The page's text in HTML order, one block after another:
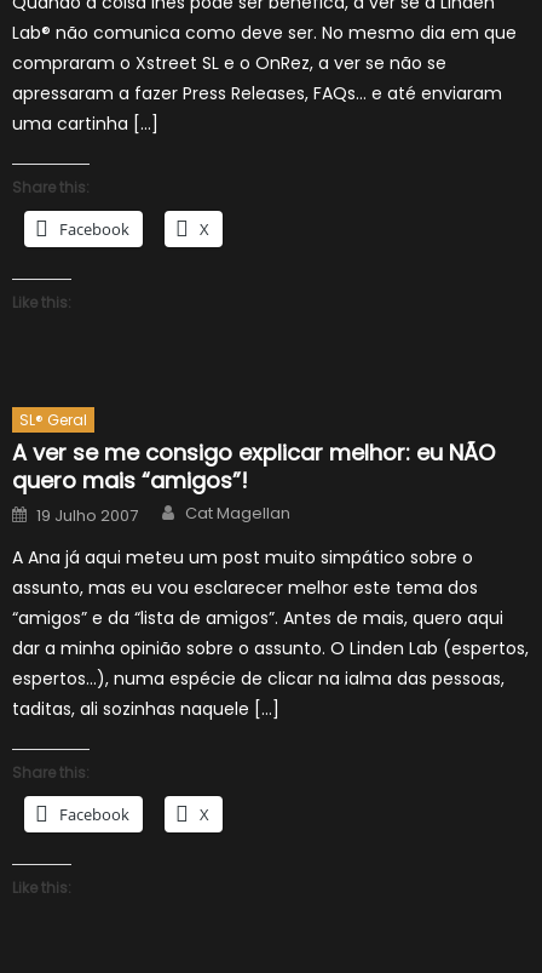
Lab® não comunica como deve ser. No mesmo dia em que
compraram o Xstreet SL e o OnRez, a ver se não se
apressaram a fazer Press Releases, FAQs… e até enviaram
uma cartinha […]
Share this:
Facebook X
Like this:
SL® Geral
A ver se me consigo explicar melhor: eu NÃO
quero mais “amigos”!
Posted
on
19 Julho 2007 Author
Cat Magellan
A Ana já aqui meteu um post muito simpático sobre o
assunto, mas eu vou esclarecer melhor este tema dos
“amigos” e da “lista de amigos”. Antes de mais, quero aqui
dar a minha opinião sobre o assunto. O Linden Lab (espertos,
espertos…), numa espécie de clicar na ialma das pessoas,
taditas, ali sozinhas naquele […]
Share this:
Facebook X
Like this: